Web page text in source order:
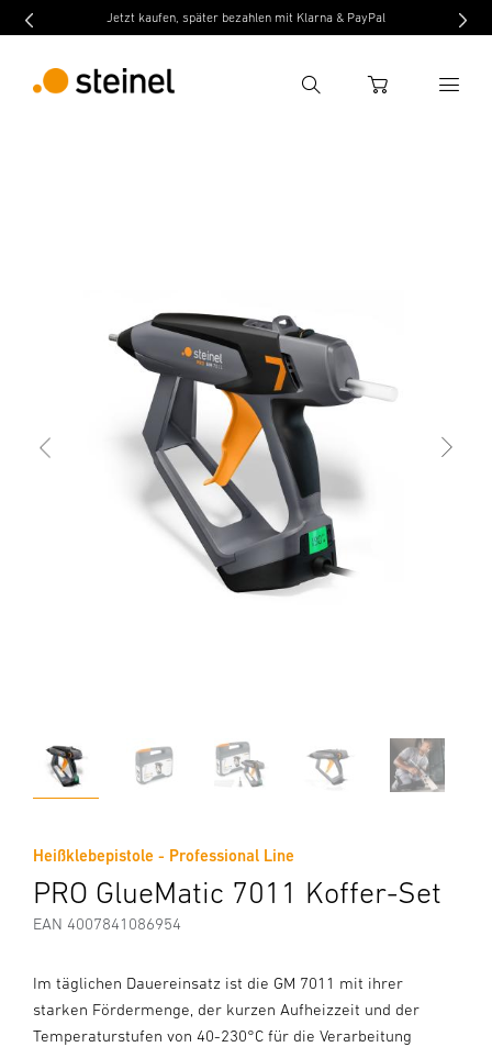
Jetzt kaufen, später bezahlen mit Klarna & PayPal
Suche WARENKORB
Heißklebepistole - Professional Line
PRO GlueMatic 7011 Koffer-Set
EAN 4007841086954
Im täglichen Dauereinsatz ist die GM 7011 mit ihrer
starken Fördermenge, der kurzen Aufheizzeit und der
Temperaturstufen von 40-230°C für die Verarbeitung